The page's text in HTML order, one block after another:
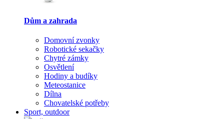
Dům a zahrada
Domovní zvonky
Robotické sekačky
Chytré zámky
Osvětlení
Hodiny a budíky
Meteostanice
Dílna
Chovatelské potřeby
Sport, outdoor